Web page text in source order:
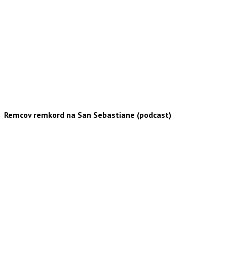
Remcov remkord na San Sebastiane (podcast)